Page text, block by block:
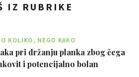
IZ RUBRIKE
KOLIKO, NEGO KAKO
pri držanju planka zbog čega
i potencijalno bolan